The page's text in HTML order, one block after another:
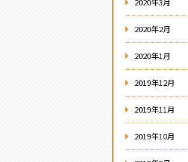
2020年2月
2020年1月
2019年12月
2019年11月
2019年10月